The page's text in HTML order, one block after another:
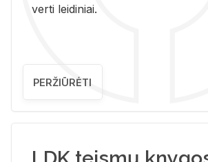
ver­ti lei­di­niai.
PERŽIŪRĖTI